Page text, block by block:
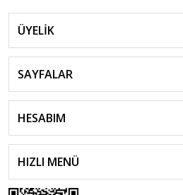
ÜYELİK
SAYFALAR
HESABIM
HIZLI MENÜ